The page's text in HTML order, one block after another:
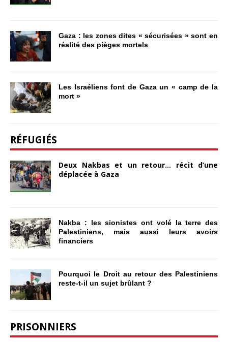
Gaza : les zones dites « sécurisées » sont en
réalité des pièges mortels
Les Israéliens font de Gaza un « camp de la
mort »
RÉFUGIÉS
Deux Nakbas et un retour… récit d’une
déplacée à Gaza
Nakba : les sionistes ont volé la terre des
Palestiniens, mais aussi leurs avoirs
financiers
Pourquoi le Droit au retour des Palestiniens
reste-t-il un sujet brûlant ?
PRISONNIERS